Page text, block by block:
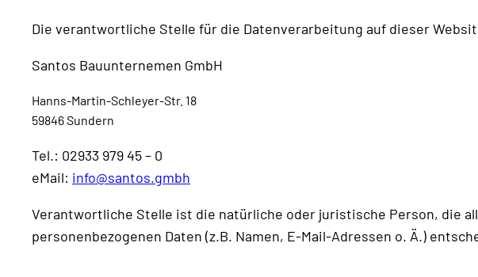
Die verantwortliche Stelle für die Datenverarbeitung auf dieser
Santos Bauunternemen GmbH
Hanns-Martin-Schleyer-Str. 18
59846 Sundern
Tel.: 02933 979 45 – 0
eMail: info@santos.gmbh
Verantwortliche Stelle ist die natürliche oder juristische Person, die
personenbezogenen Daten (z.B. Namen, E-Mail-Adressen o. Ä.)